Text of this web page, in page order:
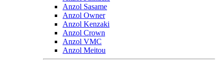
Anzol Sasame
Anzol Owner
Anzol Kenzaki
Anzol Crown
Anzol VMC
Anzol Meitou